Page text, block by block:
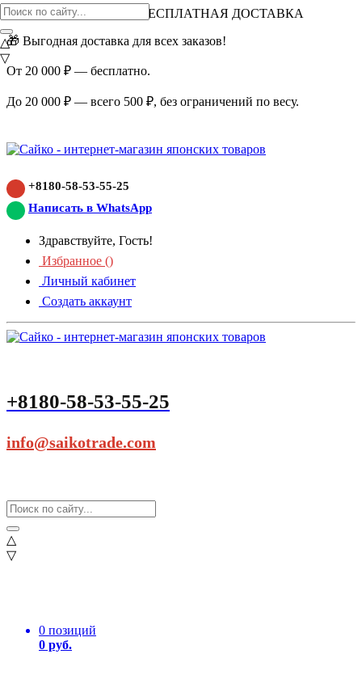
ВНИМАНИЕ АКЦИЯ!
БЕСПЛАТНАЯ ДОСТАВКА
🎁 Выгодная доставка для всех заказов!
От 20 000 ₽ — бесплатно.
До 20 000 ₽ — всего 500 ₽, без ограничений по весу.
+8180-58-53-55-25
Написать в WhatsApp
Здравствуйте, Гость!
Избранное ()
Личный кабинет
Создать аккаунт
+8180-58-53-55-25
info@saikotrade.com
△
▽
0 позиций
0 руб.
△
▽